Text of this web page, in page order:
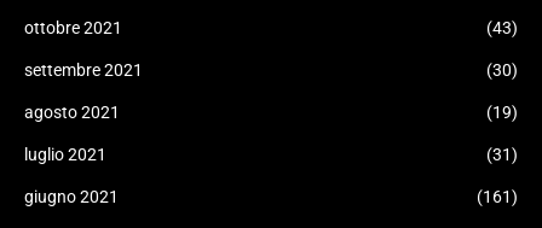
ottobre 2021 (43)
settembre 2021 (30)
agosto 2021 (19)
luglio 2021 (31)
giugno 2021 (161)